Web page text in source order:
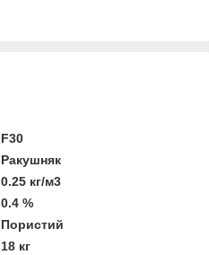
F30
Ракушняк
0.25 кг/м3
0.4 %
Пористий
18 кг